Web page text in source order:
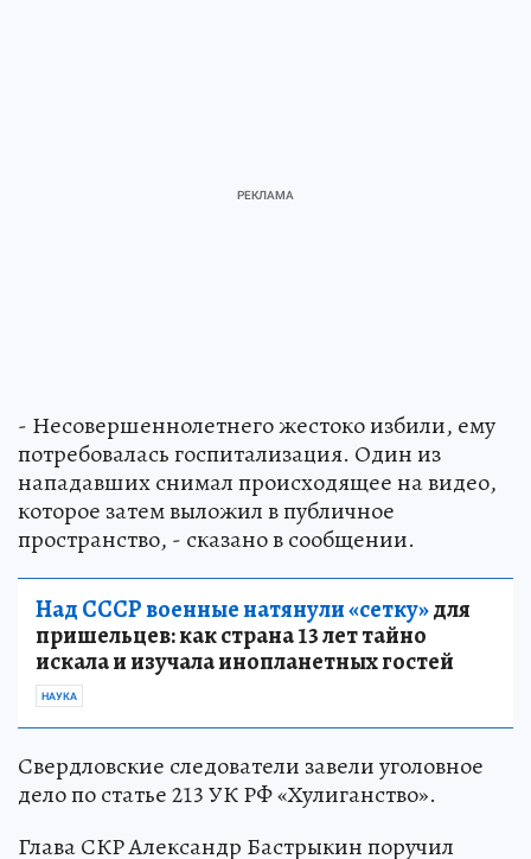
- Несовершеннолетнего жестоко избили, ему
потребовалась госпитализация. Один из
нападавших снимал происходящее на видео,
которое затем выложил в публичное
пространство, - сказано в сообщении.
Над СССР военные натянули «сетку»для
пришельцев: как страна 13 лет тайно
искала и изучала инопланетных гостей
НАУКА
Свердловские следователи завели уголовное
дело по статье 213 УК РФ «Хулиганство».
Глава СКР Александр Бастрыкин поручил